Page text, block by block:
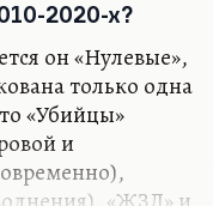
2020-х?
он «Нулевые»,
только одна
«Убийцы»
и